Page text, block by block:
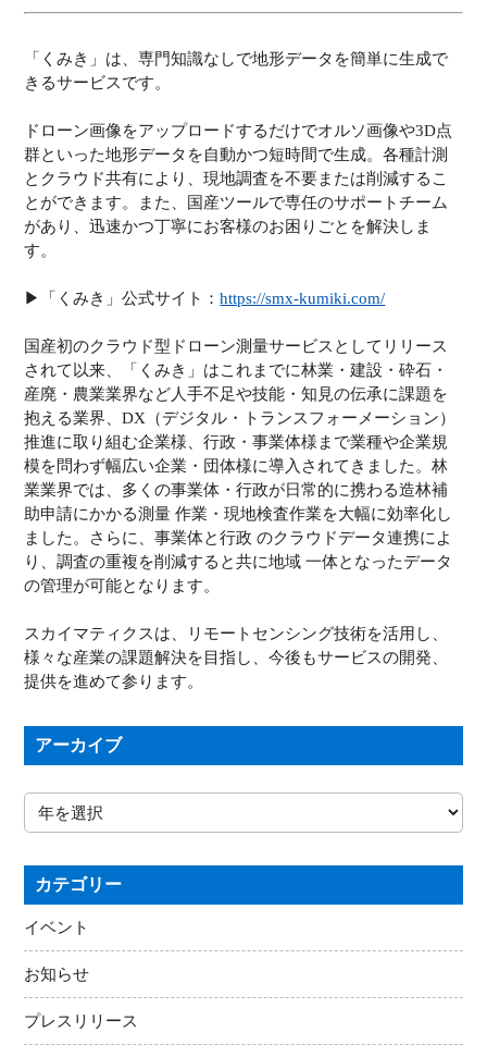
「くみき」は、専門知識なしで地形データを簡単に生成で
きるサービスです。
ドローン画像をアップロードするだけでオルソ画像や3D点
群といった地形データを自動かつ短時間で生成。各種計測
とクラウド共有により、現地調査を不要または削減するこ
とができます。また、国産ツールで専任のサポートチーム
があり、迅速かつ丁寧にお客様のお困りごとを解決しま
す。
▶︎「くみき」公式サイト：https://smx-kumiki.com/
国産初のクラウド型ドローン測量サービスとしてリリース
されて以来、「くみき」はこれまでに林業・建設・砕石・
産廃・農業業界など人手不足や技能・知見の伝承に課題を
抱える業界、DX（デジタル・トランスフォーメーション）
推進に取り組む企業様、行政・事業体様まで業種や企業規
模を問わず幅広い企業・団体様に導入されてきました。林
業業界では、多くの事業体・行政が日常的に携わる造林補
助申請にかかる測量 作業・現地検査作業を大幅に効率化し
ました。さらに、事業体と行政 のクラウドデータ連携によ
り、調査の重複を削減すると共に地域 一体となったデータ
の管理が可能となります。
スカイマティクスは、リモートセンシング技術を活用し、
様々な産業の課題解決を目指し、今後もサービスの開発、
提供を進めて参ります。
アーカイブ
カテゴリー
イベント
お知らせ
プレスリリース